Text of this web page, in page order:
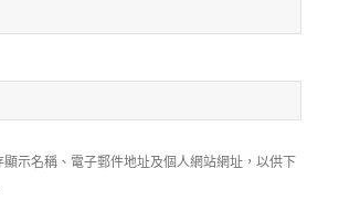
顯示名稱、電子郵件地址及個人網站網址，以供下